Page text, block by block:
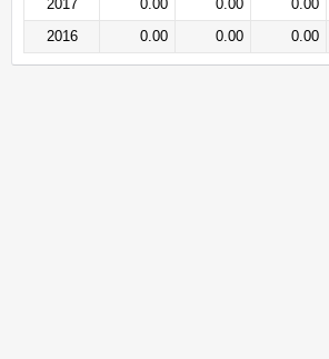
2017
0.00 0.00 0.00
2016
0.00 0.00 0.00